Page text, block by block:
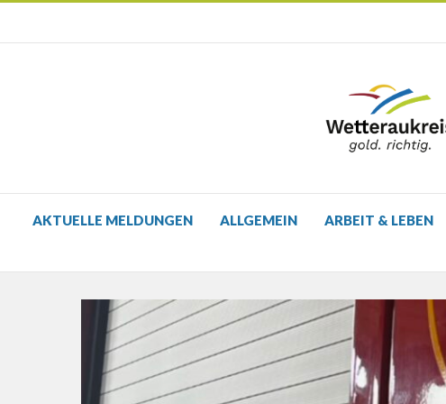
AKTUELLE MELDUNGEN ALLGEMEIN ARBEIT & LEBEN